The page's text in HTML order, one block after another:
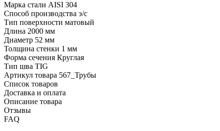
Марка стали AISI 304
Способ производства э/с
Тип поверхности матовый
Длина 2000 мм
Диаметр 52 мм
Толщина стенки 1 мм
Форма сечения Круглая
Тип шва TIG
Артикул товара 567_Трубы
Список товаров
Доставка и оплата
Описание товара
Отзывы
FAQ